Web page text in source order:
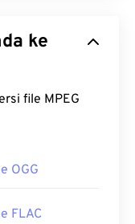
MPEG
OGG
FLAC